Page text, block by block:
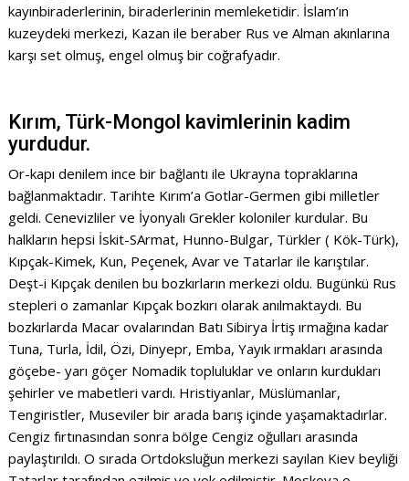
kayınbiraderlerinin, biraderlerinin memleketidir. İslam’ın
kuzeydeki merkezi, Kazan ile beraber Rus ve Alman akınlarına
karşı set olmuş, engel olmuş bir coğrafyadır.
Kırım, Türk-Mongol kavimlerinin kadim
yurdudur.
Or-kapı denilem ince bir bağlantı ile Ukrayna topraklarına
bağlanmaktadır. Tarihte Kırım’a Gotlar-Germen gibi milletler
geldi. Cenevizliler ve İyonyalı Grekler koloniler kurdular. Bu
halkların hepsi İskit-SArmat, Hunno-Bulgar, Türkler ( Kök-Türk),
Kıpçak-Kimek, Kun, Peçenek, Avar ve Tatarlar ile karıştılar.
Deşt-i Kıpçak denilen bu bozkırların merkezi oldu. Bugünkü Rus
stepleri o zamanlar Kıpçak bozkırı olarak anılmaktaydı. Bu
bozkırlarda Macar ovalarından Batı Sibirya İrtiş ırmağına kadar
Tuna, Turla, İdil, Özi, Dinyepr, Emba, Yayık ırmakları arasında
göçebe- yarı göçer Nomadik topluluklar ve onların kurdukları
şehirler ve mabetleri vardı. Hristiyanlar, Müslümanlar,
Tengiristler, Museviler bir arada barış içinde yaşamaktadırlar.
Cengiz fırtınasından sonra bölge Cengiz oğulları arasında
paylaştırıldı. O sırada Ortdoksluğun merkezi sayılan Kiev beyliği